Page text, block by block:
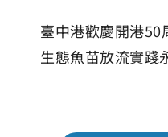
臺中港歡慶開港50
生態魚苗放流實踐